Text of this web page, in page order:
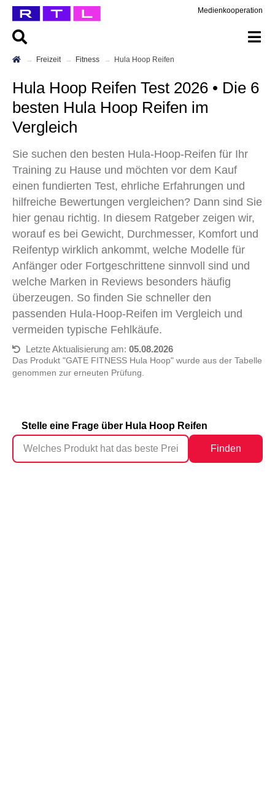
Medienkooperation
Freizeit Fitness Hula Hoop Reifen
Hula Hoop Reifen Test 2026 • Die 6
besten Hula Hoop Reifen im
Vergleich
Sie suchen den besten Hula-Hoop-Reifen für Ihr
Training zu Hause und möchten vor dem Kauf
einen fundierten Test, ehrliche Erfahrungen und
hilfreiche Bewertungen vergleichen? Dann sind Sie
hier genau richtig. In diesem Ratgeber zeigen wir,
worauf es bei Gewicht, Durchmesser, Komfort und
Reifentyp wirklich ankommt, welche Modelle für
Anfänger oder Fortgeschrittene sinnvoll sind und
welche Marken in Reviews besonders häufig
überzeugen. So finden Sie schneller den
passenden Hula-Hoop-Reifen im Vergleich und
vermeiden typische Fehlkäufe.
Letzte Aktualisierung am: 05.08.2026
Das Produkt "GATE FITNESS Hula Hoop" wurde aus der Tabelle
genommen zur erneuten Prüfung.
Stelle eine Frage über Hula Hoop Reifen
Finden